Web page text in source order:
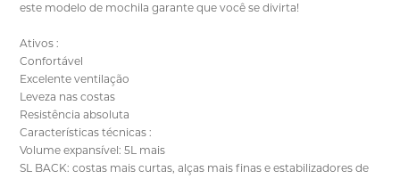
este modelo de mochila garante que você se divirta!
Ativos :
Confortável
Excelente ventilação
Leveza nas costas
Resistência absoluta
Características técnicas :
Volume expansível: 5L mais
SL BACK: costas mais curtas, alças mais finas e estabilizadores de